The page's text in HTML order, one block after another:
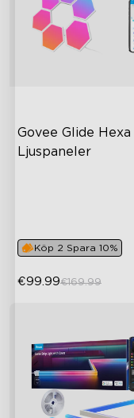
Govee Glide Hexa
Ljuspaneler
Köp 2 Spara 10%
€99.99€169.99